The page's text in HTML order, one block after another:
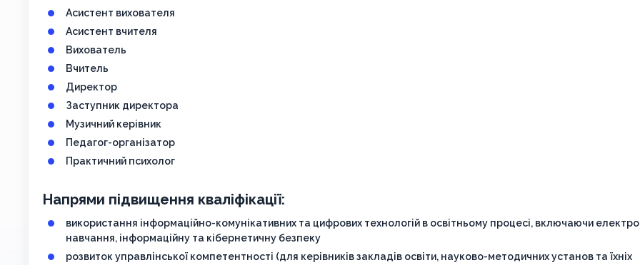
Асистент вихователя
Асистент вчителя
Вихователь
Вчитель
Директор
Заступник директора
Музичний керівник
Педагог-організатор
Практичний психолог
Напрями підвищення кваліфікації:
використання інформаційно-комунікативних та цифрових технологій в освітньому процесі, включаючи
навчання, інформаційну та кібернетичну безпеку
розвиток управлінської компетентності (для керівників закладів освіти, науково-методичних установ та їхніх